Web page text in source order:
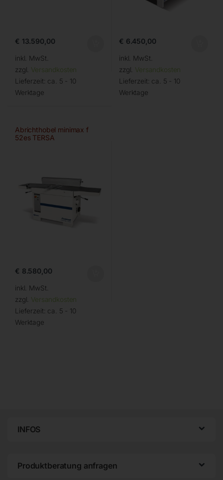
€ 13.590,00
inkl. MwSt.
zzgl. Versandkosten
Lieferzeit: ca. 5 - 10
Werktage
€ 6.450,00
inkl. MwSt.
zzgl. Versandkosten
Lieferzeit: ca. 5 - 10
Werktage
Abrichthobel minimax f
52es TERSA
€ 8.580,00
inkl. MwSt.
zzgl. Versandkosten
Lieferzeit: ca. 5 - 10
Werktage
INFOS
Produktberatung anfragen